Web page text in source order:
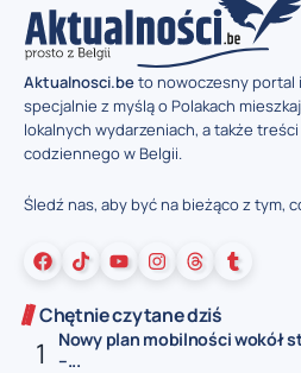
Aktualnosci.beto nowoczesny
specjalnie z myślą o Polakach
lokalnych wydarzeniach, a także
codziennego w Belgii.
Śledź nas, aby być na bieżąco z tym,
Chętnie czytane dziś
Nowy plan mobilności wokół
–...